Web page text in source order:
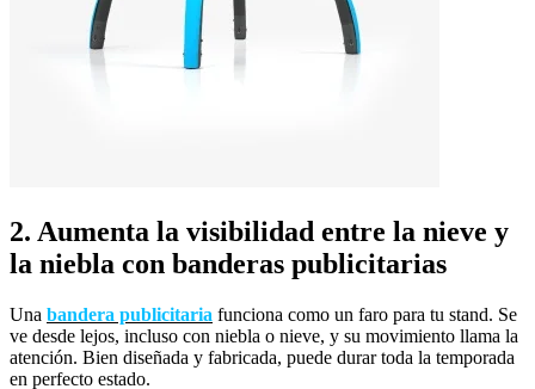
2. Aumenta la visibilidad entre la nieve y
la niebla con banderas publicitarias
Una bandera publicitaria funciona como un faro para tu stand. Se
ve desde lejos, incluso con niebla o nieve, y su movimiento llama la
atención. Bien diseñada y fabricada, puede durar toda la temporada
en perfecto estado.